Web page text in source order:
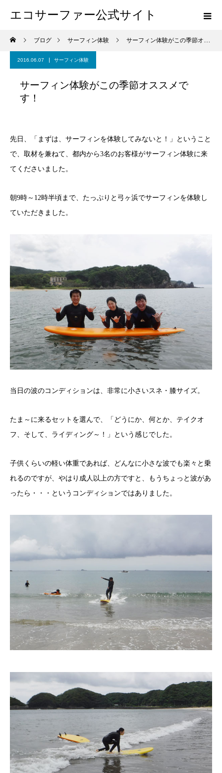
エコサーファー公式サイト
ブログ サーフィン体験 サーフィン体験がこの季節オススメです！
2016.06.07 サーフィン体験
サーフィン体験がこの季節オススメで
す！
先日、「まずは、サーフィンを体験してみないと！」ということ
で、取材を兼ねて、都内から3名のお客様がサーフィン体験に来
てくださいました。
朝9時～12時半頃まで、たっぷりと弓ヶ浜でサーフィンを体験し
ていただきました。
当日の波のコンディションは、非常に小さいスネ・膝サイズ。
たま～に来るセットを選んで、「どうにか、何とか、テイクオ
フ、そして、ライディング～！」という感じでした。
子供くらいの軽い体重であれば、どんなに小さな波でも楽々と乗
れるのですが、やはり成人以上の方ですと、もうちょっと波があ
ったら・・・というコンディションではありました。